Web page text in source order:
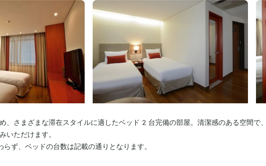
、さまざまな滞在スタイルに適したベッド2台完備の部屋。清潔感のある空間で、
いただけます。
ず、ベッドの台数は記載の通りとなります。